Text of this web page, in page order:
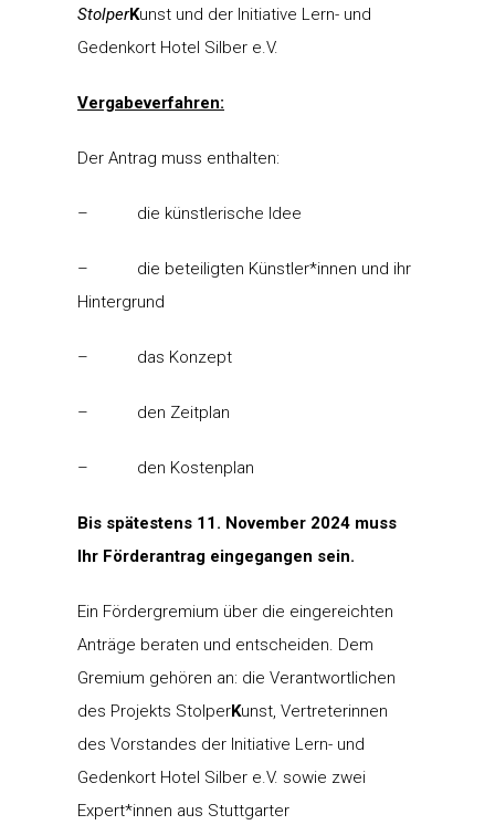
StolperKunst und der Initiative Lern- und
Gedenkort Hotel Silber e.V.
Vergabeverfahren:
Der Antrag muss enthalten:
– die künstlerische Idee
– die beteiligten Künstler*innen und ihr
Hintergrund
– das Konzept
– den Zeitplan
– den Kostenplan
Bis spätestens 11. November 2024 muss
Ihr Förderantrag eingegangen sein.
Ein Fördergremium über die eingereichten
Anträge beraten und entscheiden. Dem
Gremium gehören an: die Verantwortlichen
des Projekts StolperKunst, Vertreterinnen
des Vorstandes der Initiative Lern- und
Gedenkort Hotel Silber e.V. sowie zwei
Expert*innen aus Stuttgarter